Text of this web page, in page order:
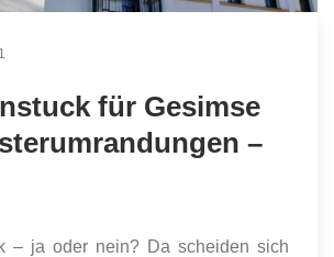
für Gesimse
–
– ja oder nein? Da scheiden sich